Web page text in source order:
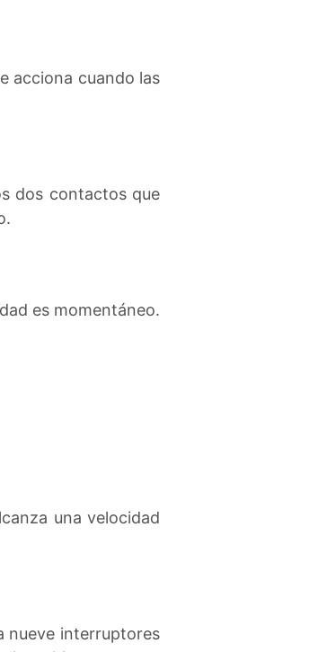
acciona cuando las
dos contactos que
es momentáneo.
una velocidad
nueve interruptores